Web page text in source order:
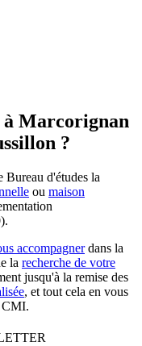
à Marcorignan
?
Bureau d'études la
ou maison
accompagnerdans la
la recherche de votre
jusqu'à la remise des
, et tout cela en vous
CMI.